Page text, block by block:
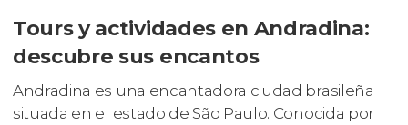
Tours y actividades en Andradina:
descubre sus encantos
Andradina es una encantadora ciudad brasileña
situada en el estado de São Paulo. Conocida por